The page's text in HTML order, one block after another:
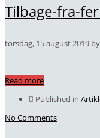
Tilbage-fra-
torsdag, 15 august 2019 by
Read more
Published in
No Comments